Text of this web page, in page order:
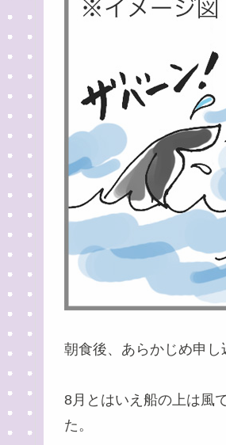
朝食後、あらかじめ申し
8月とはいえ船の上は風
た。